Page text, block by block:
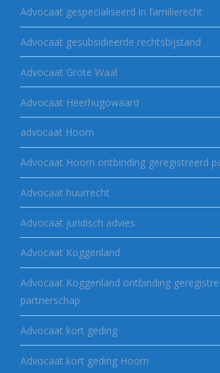
Advocaat gespecialiseerd in familierecht
Advocaat gesubsidieerde rechtsbijstand
Advocaat Grote Waal
Advocaat Heerhugowaard
advocaat Hoorn
Advocaat Hoorn ontbinding geregistreerd
Advocaat huurrecht
Advocaat juridisch advies
Advocaat Koggenland
Advocaat Koggenland ontbinding
partnerschap
Advocaat kort geding
Advocaat kort geding Hoorn